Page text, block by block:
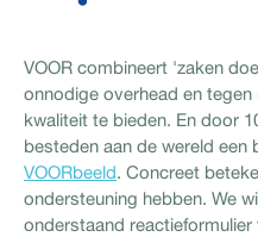
VOOR combineert 'zaken
onnodige overhead en
kwaliteit te bieden. En door
besteden aan de wereld een
VOORbeeld. Concreet
ondersteuning hebben. We
onderstaand reactieformulier